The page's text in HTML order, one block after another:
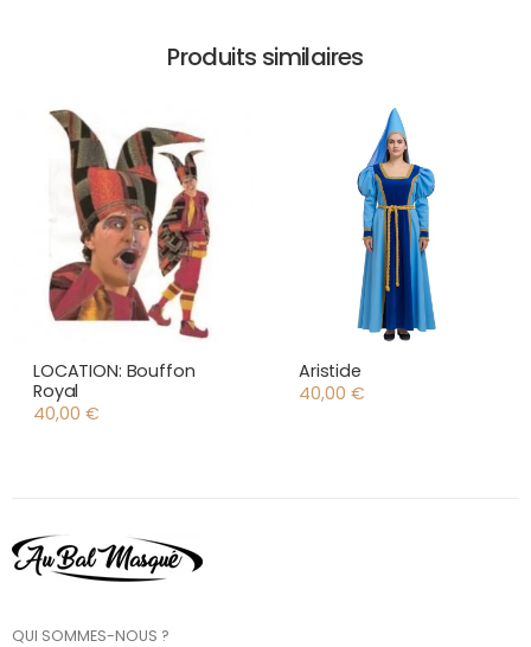
Produits similaires
LOCATION: Bouffon
Royal
40,00 €
Aristide
40,00 €
QUI SOMMES-NOUS ?